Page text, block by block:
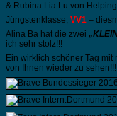
& Rubina Lia Lu von
Jüngstenklasse, VV1 –
Alina Ba hat die zwei
ich sehr stolz!!!
Ein wirklich schöner Tag
von Ihnen wieder zu sehen!!!